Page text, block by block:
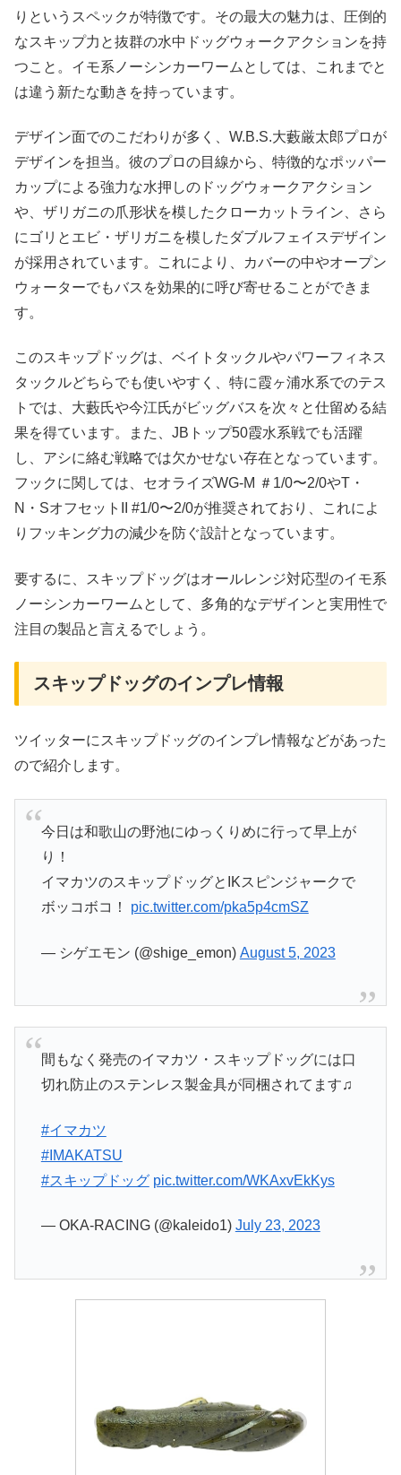
りというスペックが特徴です。その最大の魅力は、圧倒的
なスキップ力と抜群の水中ドッグウォークアクションを持
つこと。イモ系ノーシンカーワームとしては、これまでと
は違う新たな動きを持っています。
デザイン面でのこだわりが多く、W.B.S.大藪厳太郎プロが
デザインを担当。彼のプロの目線から、特徴的なポッパー
カップによる強力な水押しのドッグウォークアクション
や、ザリガニの爪形状を模したクローカットライン、さら
にゴリとエビ・ザリガニを模したダブルフェイスデザイン
が採用されています。これにより、カバーの中やオープン
ウォーターでもバスを効果的に呼び寄せることができま
す。
このスキップドッグは、ベイトタックルやパワーフィネス
タックルどちらでも使いやすく、特に霞ヶ浦水系でのテス
トでは、大藪氏や今江氏がビッグバスを次々と仕留める結
果を得ています。また、JBトップ50霞水系戦でも活躍
し、アシに絡む戦略では欠かせない存在となっています。
フックに関しては、セオライズWG-M ＃1/0〜2/0やT・
N・SオフセットII #1/0〜2/0が推奨されており、これによ
りフッキング力の減少を防ぐ設計となっています。
要するに、スキップドッグはオールレンジ対応型のイモ系
ノーシンカーワームとして、多角的なデザインと実用性で
注目の製品と言えるでしょう。
スキップドッグのインプレ情報
ツイッターにスキップドッグのインプレ情報などがあった
ので紹介します。
今日は和歌山の野池にゆっくりめに行って早上が
り！
イマカツのスキップドッグとIKスピンジャークで
ボッコボコ！ pic.twitter.com/pka5p4cmSZ
— シゲエモン (@shige_emon) August 5, 2023
間もなく発売のイマカツ・スキップドッグには口
切れ防止のステンレス製金具が同梱されてます♫
#イマカツ
#IMAKATSU
#スキップドッグ pic.twitter.com/WKAxvEkKys
— OKA-RACING (@kaleido1) July 23, 2023